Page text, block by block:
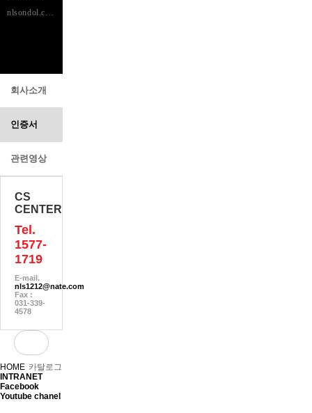
nlsondol.com
회사소개
인증서
관련영상
CS
CENTER
Tel.
1577-
1719
E-mail.
nls1212@nate.com
Fax :
031-339-
4578
카탈로그
HOME
INTRANET
Facebook
Youtube chanel